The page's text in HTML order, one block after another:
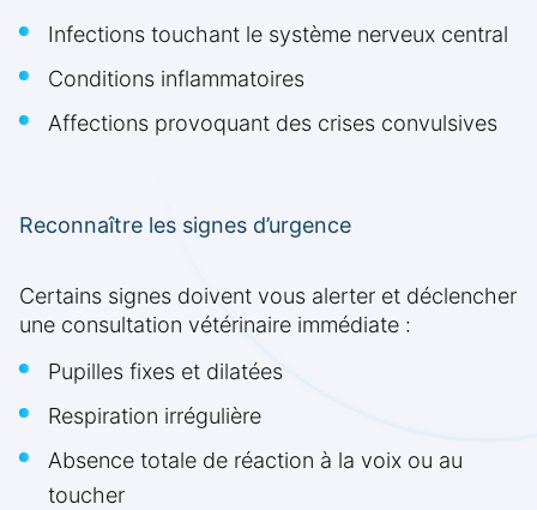
Infections touchant le système nerveux central
Conditions inflammatoires
Affections provoquant des crises convulsives
Reconnaître les signes d’urgence
Certains signes doivent vous alerter et déclencher
une consultation vétérinaire immédiate :
Pupilles fixes et dilatées
Respiration irrégulière
Absence totale de réaction à la voix ou au
toucher